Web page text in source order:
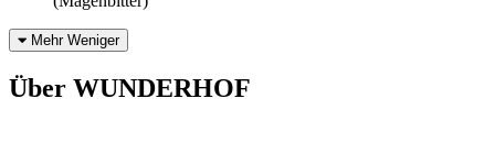
Mehr Weniger
Über WUNDERHOF